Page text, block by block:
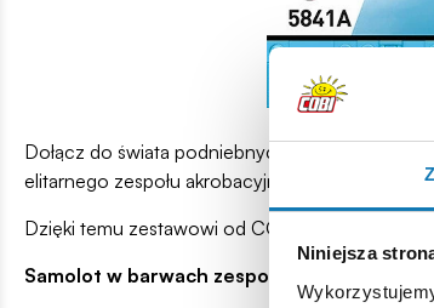
Niniejsza
Dołącz do świata podniebnych pokazów i
elitarnego zespołu akrobacyjnego Francuskich
Dzięki temu zestawowi od COBI możesz
Samolot w barwach zespołu akrobacyjnego!